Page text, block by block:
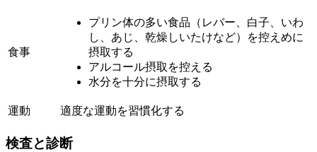
食事
プリン体の多い食品（レバー、白子、いわ
し、あじ、乾燥しいたけなど）を控えめに
摂取する
アルコール摂取を控える
水分を十分に摂取する
運動 適度な運動を習慣化する
検査と診断